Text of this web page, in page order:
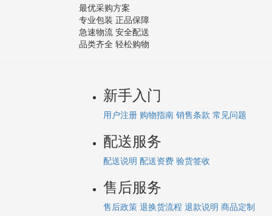
最优采购方案
专业包装 正品保障
急速物流 安全配送
品类齐全 轻松购物
新手入门
用户注册 购物指南 销售条款 常见问题
配送服务
配送说明 配送资费 验货签收
售后服务
售后政策 退换货流程 退款说明 商品定制